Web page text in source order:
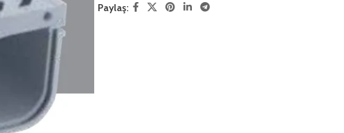
Paylaş: